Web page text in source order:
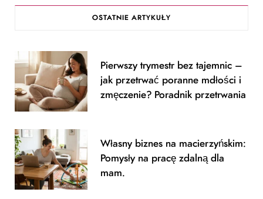
c
o
s
g
OSTATNIE ARTYKUŁY
Pierwszy trymestr bez tajemnic –
jak przetrwać poranne mdłości i
zmęczenie? Poradnik przetrwania
Własny biznes na macierzyńskim:
Pomysły na pracę zdalną dla
mam.